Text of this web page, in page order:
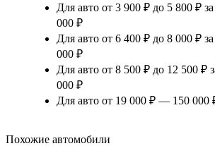
Для авто от 3 900 ₽ до 5 800 ₽
000 ₽
Для авто от 6 400 ₽ до 8 000 ₽
000 ₽
Для авто от 8 500 ₽ до 12 500 ₽
000 ₽
Для авто от 19 000 ₽ — 150 000
Похожие автомобили